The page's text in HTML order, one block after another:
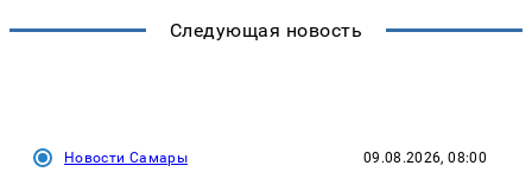
Следующая новость
Новости Самары 09.08.2026, 08:00